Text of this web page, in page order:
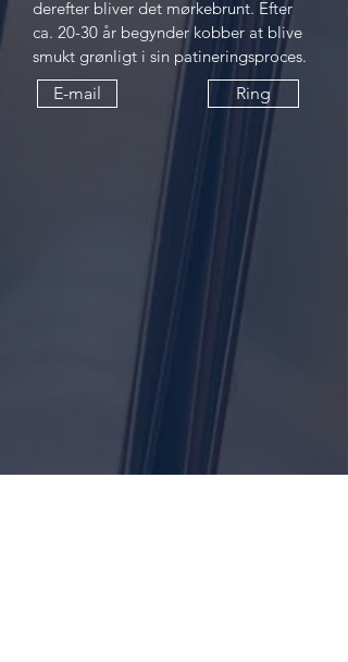
derefter bliver det mørkebrunt. Efter
ca. 20-30 år begynder kobber at blive
smukt grønligt i sin patineringsproces.
E-mail
Ring